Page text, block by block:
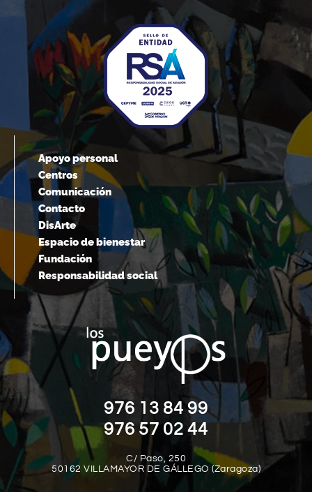
Apoyo personal
Centros
Comunicación
Contacto
DisArte
Espacio de bienestar
Fundación
Responsabilidad social
976 13 84 99
976 57 02 44
C/ Paso, 250
50162 VILLAMAYOR DE GÁLLEGO (Zaragoza)